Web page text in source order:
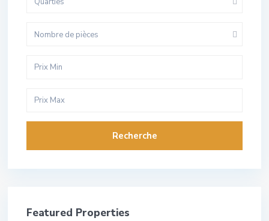
Nombre de pièces
Recherche
Featured Properties